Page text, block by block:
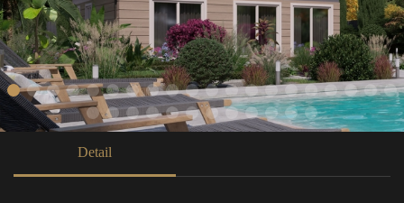
Detail